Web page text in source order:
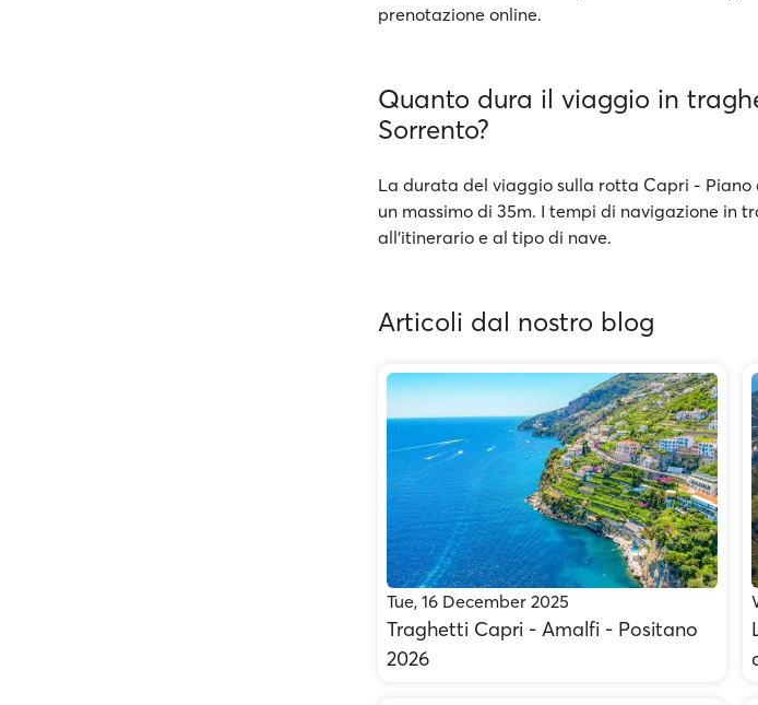
prenotazione online.
Quanto dura il viaggio in
Sorrento?
La durata del viaggio sulla rotta Capri - Piano
un massimo di 35m. I tempi di navigazione in
all’itinerario e al tipo di nave.
Articoli dal nostro blog
Tue, 16 December 2025
Traghetti Capri - Amalfi - Positano
2026